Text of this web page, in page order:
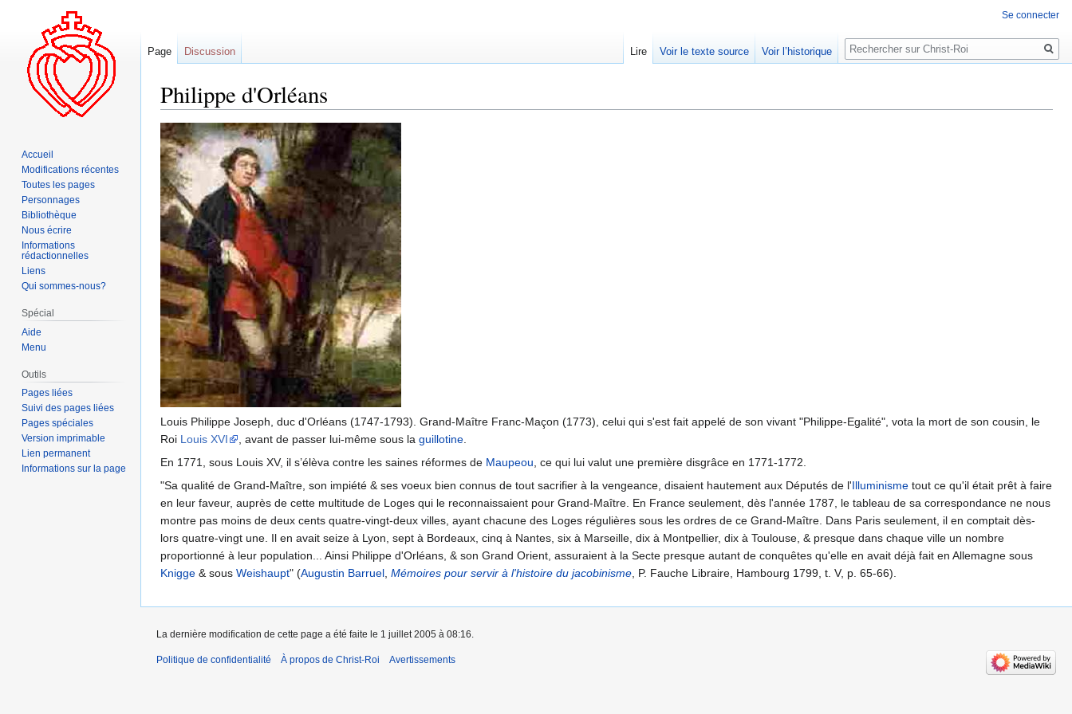
Philippe d'Orléans
Aller
à
la
navigation
Aller
à
la
recherche
Louis Philippe Joseph, duc d'Orléans (1747-1793). Grand-Maître Franc-Maçon (1773), celui qui s'est fait appelé de son vivant "Philippe-Egalité", vota la mort de son cousin, le
Roi Louis XVI , avant de passer lui-même sous la guillotine.
En 1771, sous Louis XV, il s’élèva contre les saines réformes de Maupeou, ce qui lui valut une première disgrâce en 1771-1772.
"Sa qualité de Grand-Maître, son impiété & ses voeux bien connus de tout sacrifier à la vengeance, disaient hautement aux Députés de l'Illuminisme tout ce qu'il était prêt à faire
en leur faveur, auprès de cette multitude de Loges qui le reconnaissaient pour Grand-Maître. En France seulement, dès l'année 1787, le tableau de sa correspondance ne nous
montre pas moins de deux cents quatre-vingt-deux villes, ayant chacune des Loges régulières sous les ordres de ce Grand-Maître. Dans Paris seulement, il en comptait dès-
lors quatre-vingt une. Il en avait seize à Lyon, sept à Bordeaux, cinq à Nantes, six à Marseille, dix à Montpellier, dix à Toulouse, & presque dans chaque ville un nombre
proportionné à leur population... Ainsi Philippe d'Orléans, & son Grand Orient, assuraient à la Secte presque autant de conquêtes qu'elle en avait déjà fait en Allemagne sous
Knigge & sous Weishaupt" (Augustin Barruel, Mémoires pour servir à l'histoire du jacobinisme, P. Fauche Libraire, Hambourg 1799, t. V, p. 65-66).
Se connecter
Page Discussion Lire Voir le texte source Voir l’historique
Rechercher
Accueil
Modifications récentes
Toutes les pages
Personnages
Bibliothèque
Nous écrire
Informations
rédactionnelles
Liens
Qui sommes-nous?
Spécial
Aide
Menu
Outils
Pages liées
Suivi des pages liées
Pages spéciales
Version imprimable
Lien permanent
Informations sur la page
La dernière modification de cette page a été faite le 1 juillet 2005 à 08:16.
Politique de confidentialité À propos de Christ-Roi Avertissements